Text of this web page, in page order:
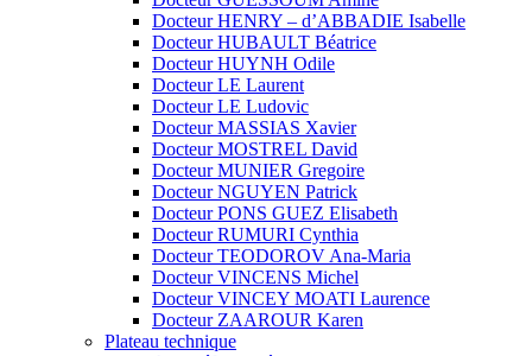
Docteur HENRY – d’ABBADIE Isabelle
Docteur HUBAULT Béatrice
Docteur HUYNH Odile
Docteur LE Laurent
Docteur LE Ludovic
Docteur MASSIAS Xavier
Docteur MOSTREL David
Docteur MUNIER Gregoire
Docteur NGUYEN Patrick
Docteur PONS GUEZ Elisabeth
Docteur RUMURI Cynthia
Docteur TEODOROV Ana-Maria
Docteur VINCENS Michel
Docteur VINCEY MOATI Laurence
Docteur ZAAROUR Karen
Plateau technique